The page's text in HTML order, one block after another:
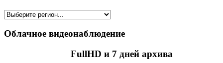
Облачное видеонаблюдение
FullHD и 7 дней архива